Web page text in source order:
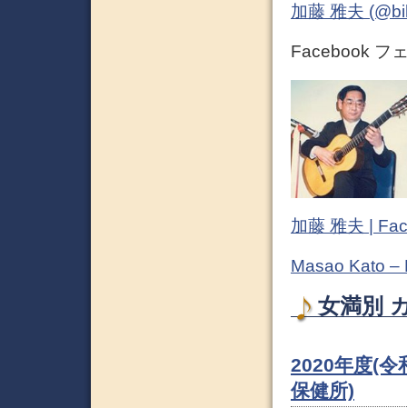
加藤 雅夫
Facebook フ
加藤 雅夫 |
Masao Kato –
女満別
2020年度(令
保健所)